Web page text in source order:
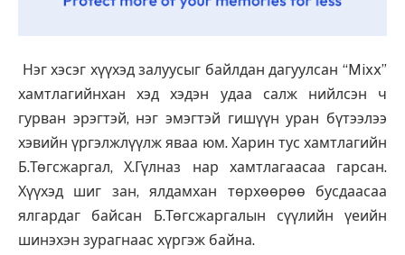
Нэг хэсэг хүүхэд залуусыг байлдан дагуулсан “Mixx”
хамтлагийнхан хэд хэдэн удаа салж нийлсэн ч
гурван эрэгтэй, нэг эмэгтэй гишүүн уран бүтээлээ
хэвийн үргэлжлүүлж яваа юм. Харин тус хамтлагийн
Б.Төгсжаргал, Х.Гүлназ нар хамтлагаасаа гарсан.
Хүүхэд шиг зан, ялдамхан төрхөөрөө бусдаасаа
ялгардаг байсан Б.Төгсжаргалын сүүлийн үеийн
шинэхэн зурагнаас хүргэж байна.